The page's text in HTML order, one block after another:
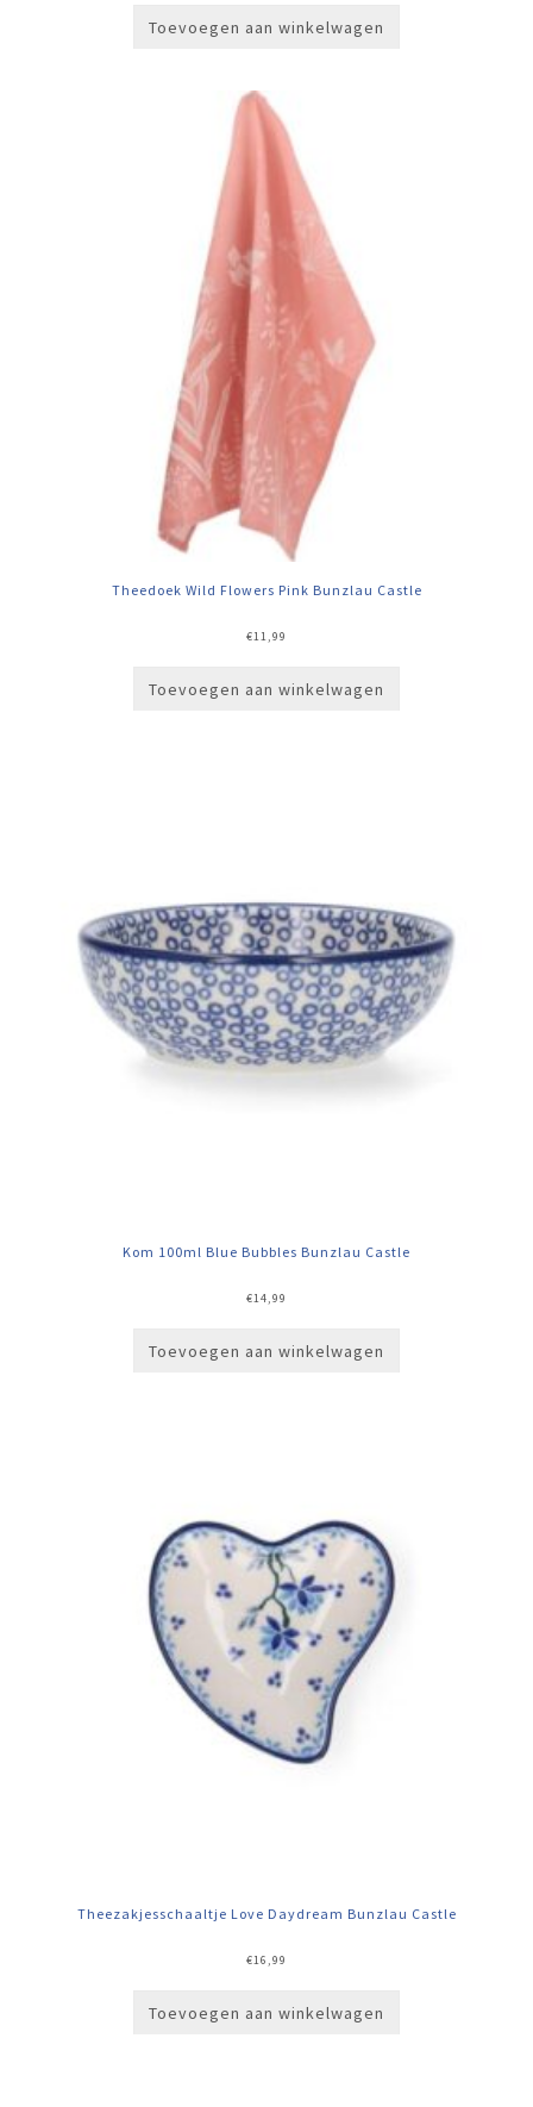
Toevoegen aan winkelwagen
Theedoek Wild Flowers Pink Bunzlau Castle
€11,99
Toevoegen aan winkelwagen
Kom 100ml Blue Bubbles Bunzlau Castle
€14,99
Toevoegen aan winkelwagen
Theezakjesschaaltje Love Daydream Bunzlau Castle
€16,99
Toevoegen aan winkelwagen